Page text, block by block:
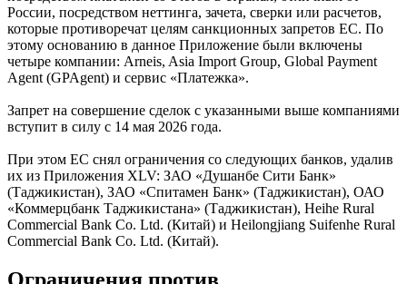
России, посредством неттинга, зачета, сверки или расчетов,
которые противоречат целям санкционных запретов ЕС. По
этому основанию в данное Приложение были включены
четыре компании: Arneis, Asia Import Group, Global Payment
Agent (GPAgent) и сервис «Платежка».
Запрет на совершение сделок с указанными выше компаниями
вступит в силу с 14 мая 2026 года.
При этом ЕС снял ограничения со следующих банков, удалив
их из Приложения XLV: ЗАО «Душанбе Сити Банк»
(Таджикистан), ЗАО «Спитамен Банк» (Таджикистан), ОАО
«Коммерцбанк Таджикистана» (Таджикистан), Heihe Rural
Commercial Bank Co. Ltd. (Китай) и Heilongjiang Suifenhe Rural
Commercial Bank Co. Ltd. (Китай).